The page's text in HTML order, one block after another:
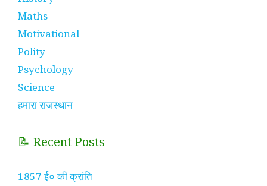
Maths
Motivational
Polity
Psychology
Science
हमारा राजस्थान
📝 Recent Posts
1857 ई० की क्रांति